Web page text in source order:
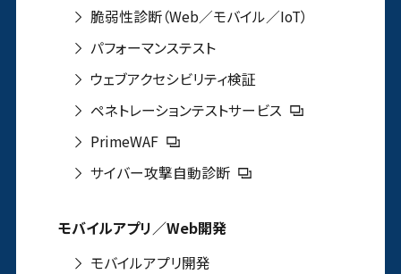
脆弱性診断（Web／モバイル／IoT）
パフォーマンステスト
ウェブアクセシビリティ検証
ペネトレーションテストサービス
PrimeWAF
サイバー攻撃自動診断
モバイルアプリ／Web開発
モバイルアプリ開発